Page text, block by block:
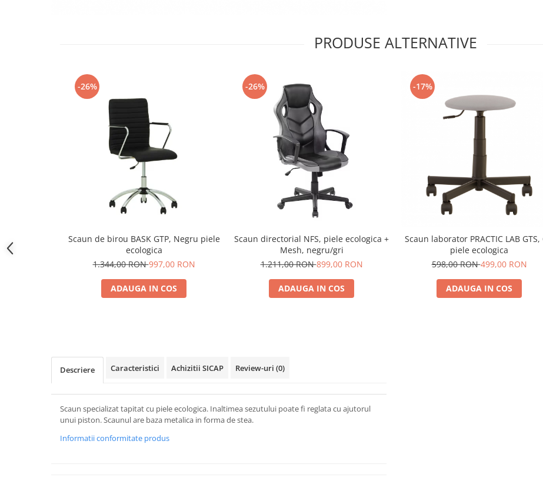
PRODUSE ALTERNATIVE
-26%
Scaun de birou BASK GTP, Negru piele
ecologica
1.344,00 RON997,00 RON
ADAUGA IN COS
-26%
Scaun directorial NFS, piele ecologica +
Mesh, negru/gri
1.211,00 RON899,00 RON
ADAUGA IN COS
-17%
Scaun laborator PRACTIC LAB GTS,
piele ecologica
598,00 RON499,00 RON
ADAUGA IN COS
Descriere Caracteristici Achizitii SICAP Review-uri (0)
Scaun specializat tapitat cu piele ecologica. Inaltimea sezutului poate fi reglata cu ajutorul
unui piston. Scaunul are baza metalica in forma de stea.
Informatii conformitate produs